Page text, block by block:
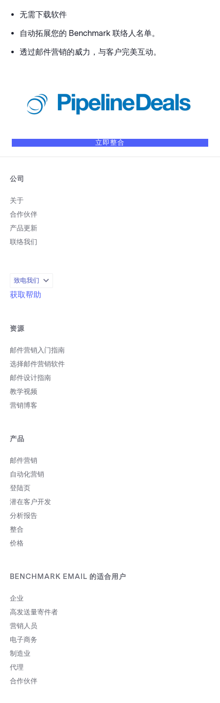
无需下载软件
自动拓展您的 Benchmark 联络人名单。
透过邮件营销的威力，与客户完美互动。
立即整合
公司
关于
合作伙伴
产品更新
联络我们
致电我们
获取帮助
资源
邮件营销入门指南
选择邮件营销软件
邮件设计指南
教学视频
营销博客
产品
邮件营销
自动化营销
登陆页
潜在客户开发
分析报告
整合
价格
BENCHMARK EMAIL 的适合用户
企业
高发送量寄件者
营销人员
电子商务
制造业
代理
合作伙伴